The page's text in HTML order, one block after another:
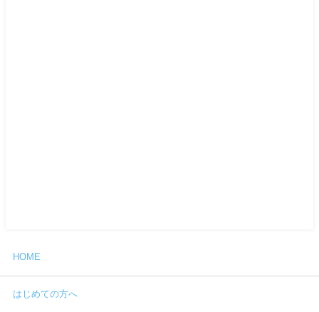
HOME
はじめての方へ